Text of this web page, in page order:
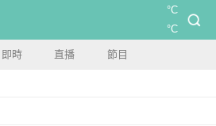
°C
°C
即時 直播 節目